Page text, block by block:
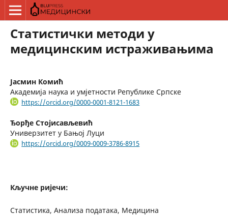
Статистички методи у
медицинским истраживањима
Јасмин Комић
Академија наука и умјетности Републике Српске
https://orcid.org/0000-0001-8121-1683
Ђорђе Стојисављевић
Универзитет у Бањој Луци
https://orcid.org/0009-0009-3786-8915
Кључне ријечи:
Статистика, Анализа података, Медицина